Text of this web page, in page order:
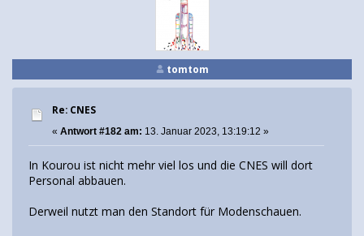
tomtom
Re: CNES
« Antwort #182 am: 13. Januar 2023, 13:19:12 »
In Kourou ist nicht mehr viel los und die CNES will dort
Personal abbauen.
Derweil nutzt man den Standort für Modenschauen.